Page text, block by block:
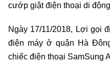
cướp giật điện thoại di
Ngày 17/11/2018, Lợi gọi
điện máy ở quận Hà
chiếc điện thoại SamSung